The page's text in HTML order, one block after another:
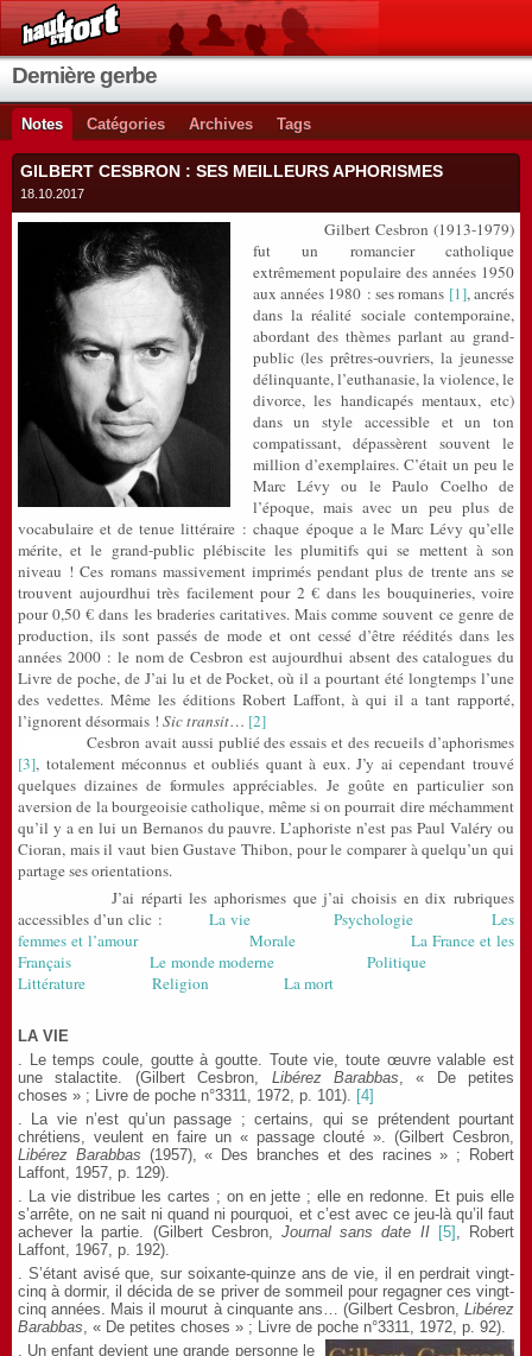
Dernière gerbe
Notes Catégories Archives Tags
GILBERT CESBRON : SES MEILLEURS APHORISMES
18.10.2017
Gilbert Cesbron (1913-1979)
fut un romancier catholique
extrêmement populaire des années 1950
aux années 1980 : ses romans [1], ancrés
dans la réalité sociale contemporaine,
abordant des thèmes parlant au grand-
public (les prêtres-ouvriers, la jeunesse
délinquante, l’euthanasie, la violence, le
divorce, les handicapés mentaux, etc)
dans un style accessible et un ton
compatissant, dépassèrent souvent le
million d’exemplaires. C’était un peu le
Marc Lévy ou le Paulo Coelho de
l’époque, mais avec un peu plus de
vocabulaire et de tenue littéraire : chaque époque a le Marc Lévy qu’elle
mérite, et le grand-public plébiscite les plumitifs qui se mettent à son
niveau ! Ces romans massivement imprimés pendant plus de trente ans se
trouvent aujourdhui très facilement pour 2 € dans les bouquineries, voire
pour 0,50 € dans les braderies caritatives. Mais comme souvent ce genre de
production, ils sont passés de mode et ont cessé d’être réédités dans les
années 2000 : le nom de Cesbron est aujourdhui absent des catalogues du
Livre de poche, de J’ai lu et de Pocket, où il a pourtant été longtemps l’une
des vedettes. Même les éditions Robert Laffont, à qui il a tant rapporté,
l’ignorent désormais ! Sic transit… [2]
Cesbron avait aussi publié des essais et des recueils d’aphorismes
[3], totalement méconnus et oubliés quant à eux. J’y ai cependant trouvé
quelques dizaines de formules appréciables. Je goûte en particulier son
aversion de la bourgeoisie catholique, même si on pourrait dire méchamment
qu’il y a en lui un Bernanos du pauvre. L’aphoriste n’est pas Paul Valéry ou
Cioran, mais il vaut bien Gustave Thibon, pour le comparer à quelqu’un qui
partage ses orientations.
J’ai réparti les aphorismes que j’ai choisis en dix rubriques
accessibles d’un clic : La vie Psychologie
Les
femmes et l’amour
Morale
La France et les
Français
Le monde moderne
Politique
Littérature
Religion La mort
LA VIE
. Le temps coule, goutte à goutte. Toute vie, toute œuvre valable est
une stalactite. (Gilbert Cesbron, Libérez Barabbas, « De petites
choses » ; Livre de poche n°3311, 1972, p. 101). [4]
. La vie n’est qu’un passage ; certains, qui se prétendent pourtant
chrétiens, veulent en faire un « passage clouté ». (Gilbert Cesbron,
Libérez Barabbas (1957), « Des branches et des racines » ; Robert
Laffont, 1957, p. 129).
. La vie distribue les cartes ; on en jette ; elle en redonne. Et puis elle
s’arrête, on ne sait ni quand ni pourquoi, et c’est avec ce jeu-là qu’il faut
achever la partie. (Gilbert Cesbron, Journal sans date II [5] , Robert
Laffont, 1967, p. 192).
. S’étant avisé que, sur soixante-quinze ans de vie, il en perdrait vingt-
cinq à dormir, il décida de se priver de sommeil pour regagner ces vingt-
cinq années. Mais il mourut à cinquante ans… (Gilbert Cesbron, Libérez
Barabbas, « De petites choses » ; Livre de poche n°3311, 1972, p. 92).
. Un enfant devient une grande personne le